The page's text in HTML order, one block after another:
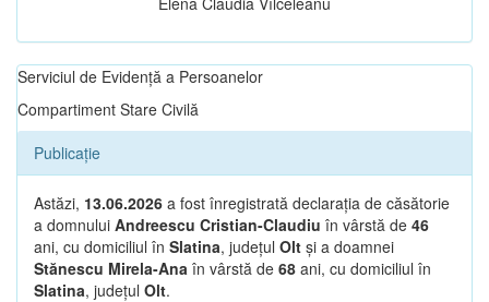
Serviciul de Evidență a Persoanelor
Compartiment Stare Civilă
Publicație
Astăzi, 13.06.2026 a fost înregistrată declarația de căsătorie
a domnului Andreescu Cristian-Claudiu în vârstă de 46
ani, cu domiciliul în Slatina, județul Olt și a doamnei
Stănescu Mirela-Ana în vârstă de 68 ani, cu domiciliul în
Slatina, județul Olt.